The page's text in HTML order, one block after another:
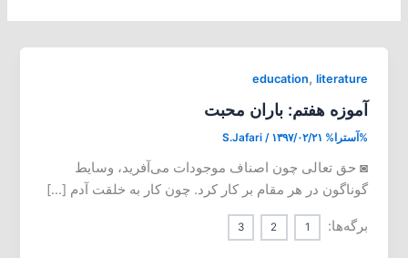
education, literature
آموزه هفتم: باران محبت
%آسترا% S.Jafari / ۱۳۹۷/۰۲/۲۱
◙ حق تعالی چون اصناف موجودات می‌آفرید، وسایط
گوناگون در هر مقام بر کار کرد. چون کار به خلقت آدم […]
برگه‌ها: 1
2
3